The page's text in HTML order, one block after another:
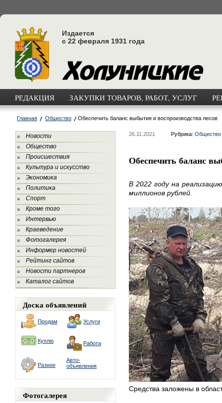
Издается
с 22 февраля 1931 года
РЕДАКЦИЯ ЗАКУПКИ ТОВАРОВ, РАБОТ, УСЛУГ
Главная Общество Обеспечить баланс выбытия и воспроизводства лесов
Новости
Общество
Происшествия
Культура и искусство
Экономика
Политика
Спорт
Кроме того
Интервью
Краеведение
Фотогалерея
Информер новостей
Рейтинг сайтов
Новости партнеров
Каталог сайтов
Доска объявлений
Продам Услуги
Куплю Работа
Разное
Авто-
объявления
Фотогалерея
26.11.2021 Рубрика: Общество
Обеспечить баланс
В 2022 году на
миллионов рублей.
Средства заложены в